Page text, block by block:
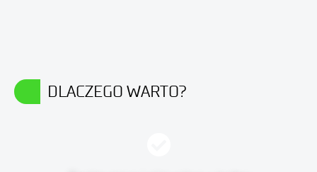
DLACZEGO WARTO?